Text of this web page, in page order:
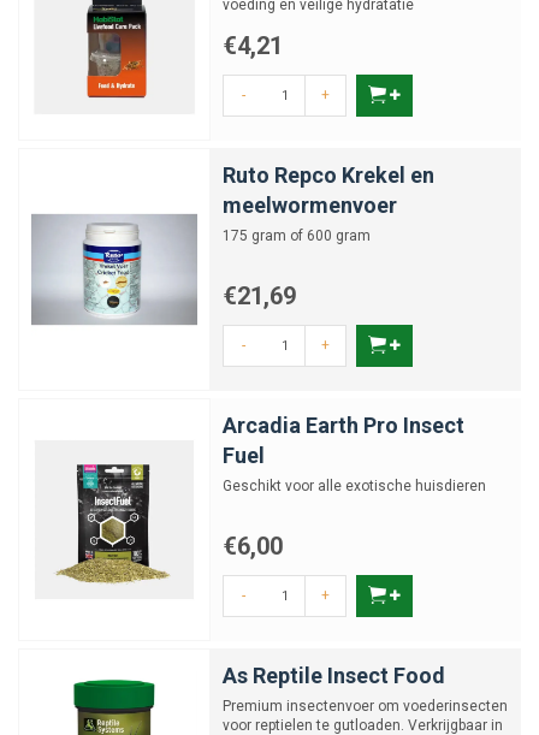
voeding en veilige hydratatie
€4,21
- +
Ruto Repco Krekel en
meelwormenvoer
175 gram of 600 gram
€21,69
- +
Arcadia Earth Pro Insect
Fuel
Geschikt voor alle exotische huisdieren
€6,00
- +
As Reptile Insect Food
Premium insectenvoer om voederinsecten
voor reptielen te gutloaden. Verkrijgbaar in